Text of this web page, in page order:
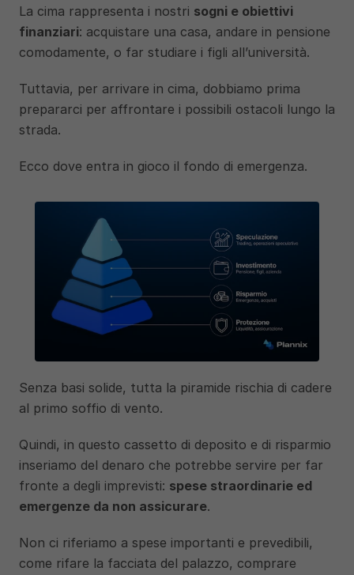
La cima rappresenta i nostri sogni e obiettivi
finanziari: acquistare una casa, andare in pensione
comodamente, o far studiare i figli all’università.
Tuttavia, per arrivare in cima, dobbiamo prima
prepararci per affrontare i possibili ostacoli lungo la
strada.
Ecco dove entra in gioco il fondo di emergenza.
Senza basi solide, tutta la piramide rischia di cadere
al primo soffio di vento.
Quindi, in questo cassetto di deposito e di risparmio
inseriamo del denaro che potrebbe servire per far
fronte a degli imprevisti: spese straordinarie ed
emergenze da non assicurare.
Non ci riferiamo a spese importanti e prevedibili,
come rifare la facciata del palazzo, comprare